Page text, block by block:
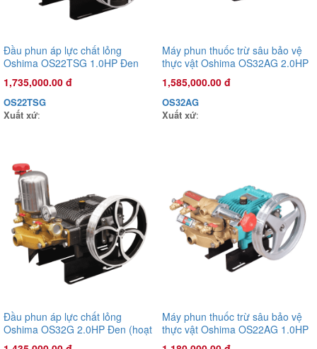
(hoạt động bằng sức kéo động cơ)
5,200,000.00 đ
OS45ST
Đầu phun áp lực chất lỏng
Oshima OS22TSG 1.0HP Đen
(hoạt động bằng sức kéo động
cơ) (pittông sứ)
1,735,000.00 đ
OS22TSG
Xuất xứ:
Máy phun thuốc trừ sâu bảo vệ
thực vật Oshima OS32AG 2.0HP
Đen
1,585,000.00 đ
OS32AG
Xuất xứ:
Đầu phun áp lực chất lỏng
Oshima OS32G 2.0HP Đen (hoạt
động bằng sức kéo động cơ)
Máy phun thuốc trừ sâu bảo vệ
thực vật Oshima OS22AG 1.0HP
Xanh (hoạt động bằng sức kéo